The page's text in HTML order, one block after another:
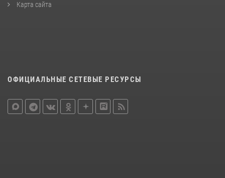
Карта сайта
ОФИЦИАЛЬНЫЕ СЕТЕВЫЕ РЕСУРСЫ